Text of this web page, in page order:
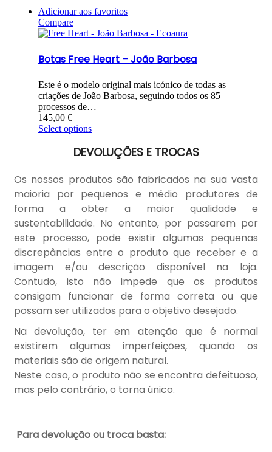
Adicionar aos favoritos
Compare
Botas Free Heart – João Barbosa
Este é o modelo original mais icónico de todas as
criações de João Barbosa, seguindo todos os 85
processos de…
145,00 €
Select options
DEVOLUÇÕES E TROCAS
Os nossos produtos são fabricados na sua vasta
maioria por pequenos e médio produtores de
forma a obter a maior qualidade e
sustentabilidade. No entanto, por passarem por
este processo, pode existir algumas pequenas
discrepâncias entre o produto que receber e a
imagem e/ou descrição disponível na loja.
Contudo, isto não impede que os produtos
consigam funcionar de forma correta ou que
possam ser utilizados para o objetivo desejado.
Na devolução, ter em atenção que é normal
existirem algumas imperfeições, quando os
materiais são de origem natural.
Neste caso, o produto não se encontra defeituoso,
mas pelo contrário, o torna único.
Para devolução ou troca basta: